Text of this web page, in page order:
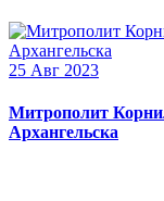
25 Авг 2023
Митрополит
Архангельска